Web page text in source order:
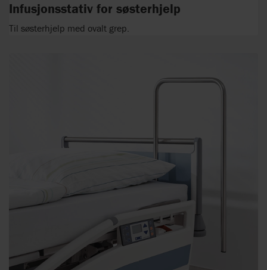
Infusjonsstativ for søsterhjelp
Til søsterhjelp med ovalt grep.